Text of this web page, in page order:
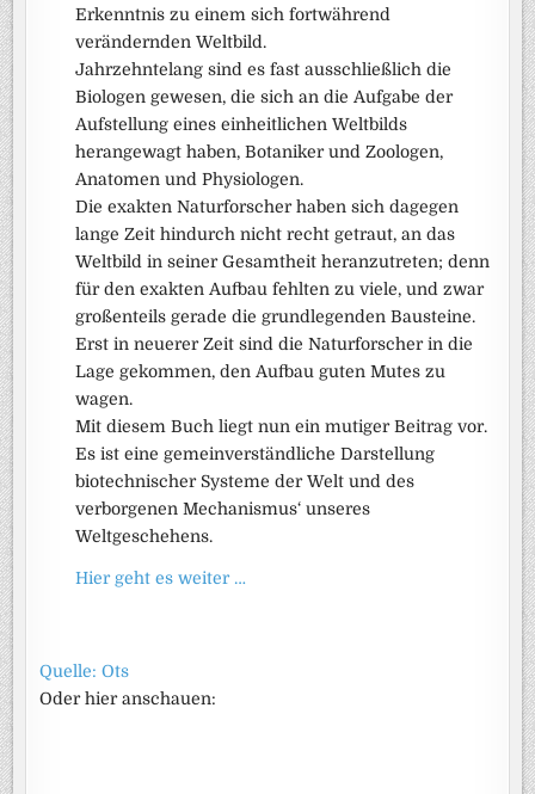
Erkenntnis zu einem sich fortwährend
verändernden Weltbild.
Jahrzehntelang sind es fast ausschließlich die
Biologen gewesen, die sich an die Aufgabe der
Aufstellung eines einheitlichen Weltbilds
herangewagt haben, Botaniker und Zoologen,
Anatomen und Physiologen.
Die exakten Naturforscher haben sich dagegen
lange Zeit hindurch nicht recht getraut, an das
Weltbild in seiner Gesamtheit heranzutreten; denn
für den exakten Aufbau fehlten zu viele, und zwar
großenteils gerade die grundlegenden Bausteine.
Erst in neuerer Zeit sind die Naturforscher in die
Lage gekommen, den Aufbau guten Mutes zu
wagen.
Mit diesem Buch liegt nun ein mutiger Beitrag vor.
Es ist eine gemeinverständliche Darstellung
biotechnischer Systeme der Welt und des
verborgenen Mechanismus‘ unseres
Weltgeschehens.
Hier geht es weiter …
Quelle: Ots
Oder hier anschauen: